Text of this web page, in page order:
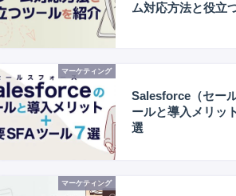
ム対応方法と役立
マーケティング
Salesforce（セー
ールと導入メリッ
選
マーケティング